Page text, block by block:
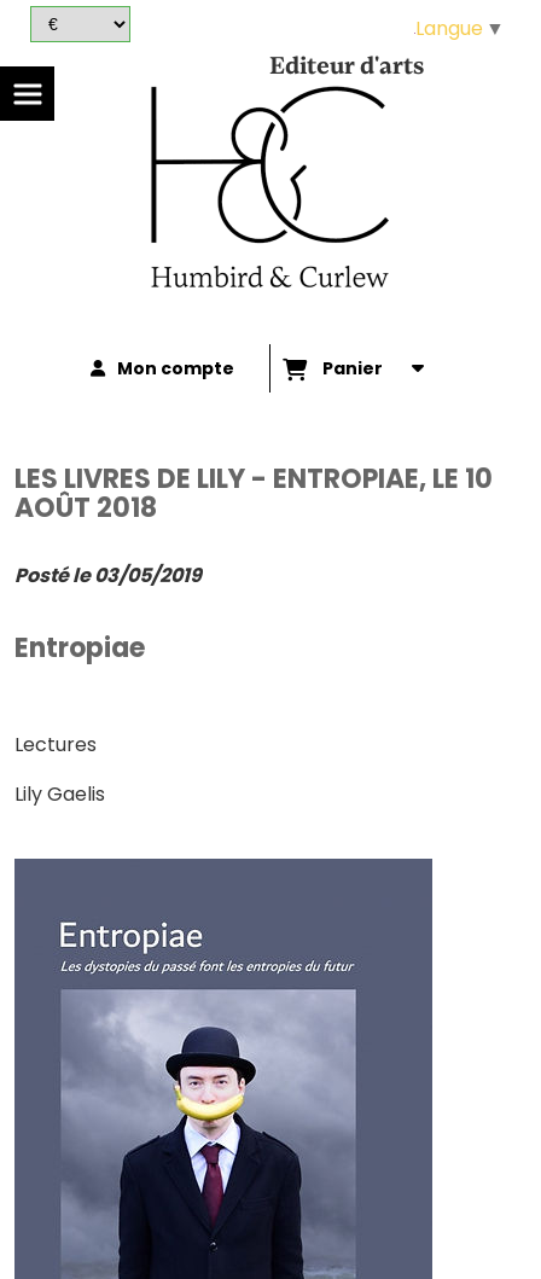
Editeur d'arts
Mon compte Panier
LES LIVRES DE LILY - ENTROPIAE, LE 10
AOÛT 2018
Posté le 03/05/2019
Entropiae
Lectures
Lily Gaelis
Langue ▼
Panneau de gestion des cookies